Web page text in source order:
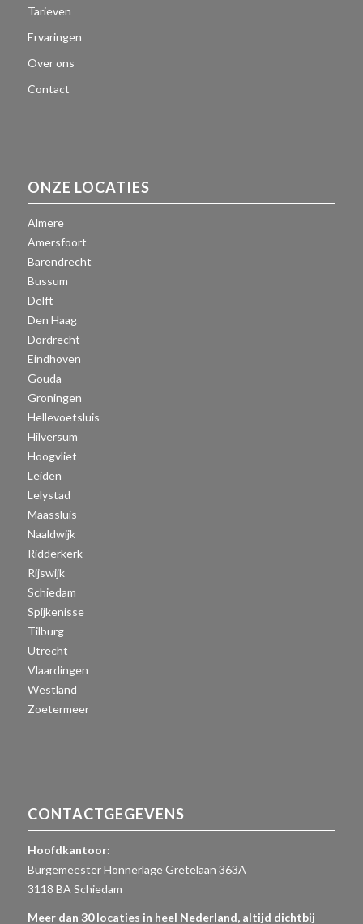
Tarieven
Ervaringen
Over ons
Contact
ONZE LOCATIES
Almere
Amersfoort
Barendrecht
Bussum
Delft
Den Haag
Dordrecht
Eindhoven
Gouda
Groningen
Hellevoetsluis
Hilversum
Hoogvliet
Leiden
Lelystad
Maassluis
Naaldwijk
Ridderkerk
Rijswijk
Schiedam
Spijkenisse
Tilburg
Utrecht
Vlaardingen
Westland
Zoetermeer
CONTACTGEGEVENS
Hoofdkantoor:
Burgemeester Honnerlage Gretelaan 363A
3118 BA Schiedam
Meer dan 30 locaties in heel Nederland, altijd dichtbij